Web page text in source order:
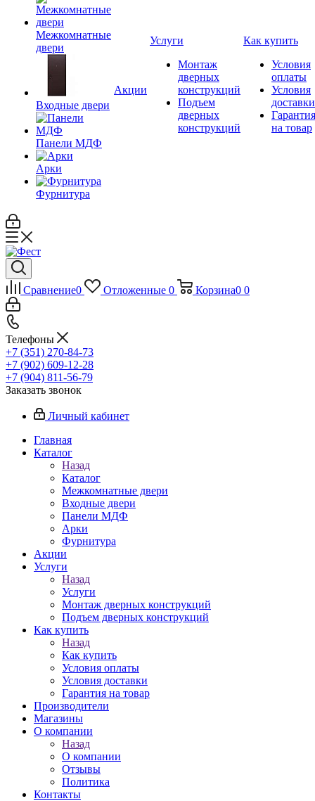
Межкомнатные
двери
Входные двери
Панели МДФ
Арки
Фурнитура
Акции
Услуги
Монтаж
дверных
конструкций
Подъем
дверных
конструкций
Как купить
Условия
оплаты
Условия
доставки
Гарантия
на товар
Сравнение0 Отложенные 0 Корзина0 0
Телефоны
+7 (351) 270-84-73
+7 (902) 609-12-28
+7 (904) 811-56-79
Заказать звонок
Личный кабинет
Главная
Каталог
Назад
Каталог
Межкомнатные двери
Входные двери
Панели МДФ
Арки
Фурнитура
Акции
Услуги
Назад
Услуги
Монтаж дверных конструкций
Подъем дверных конструкций
Как купить
Назад
Как купить
Условия оплаты
Условия доставки
Гарантия на товар
Производители
Магазины
О компании
Назад
О компании
Отзывы
Политика
Контакты